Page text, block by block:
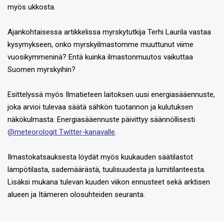
myös ukkosta.
Ajankohtaisessa artikkelissa myrskytutkija Terhi Laurila vastaa
kysymykseen, onko myrskyilmastomme muuttunut viime
vuosikymmeninä? Entä kuinka ilmastonmuutos vaikuttaa
Suomen myrskyihin?
Esittelyssä myös Ilmatieteen laitoksen uusi energiasääennuste,
joka arvioi tulevaa säätä sähkön tuotannon ja kulutuksen
näkökulmasta. Energiasääennuste päivittyy säännöllisesti
@meteorologit Twitter-kanavalle.
Ilmastokatsauksesta löydät myös kuukauden säätilastot
lämpötilasta, sademäärästä, tuulisuudesta ja lumitilanteesta.
Lisäksi mukana tulevan kuuden viikon ennusteet sekä arktisen
alueen ja Itämeren olosuhteiden seuranta.